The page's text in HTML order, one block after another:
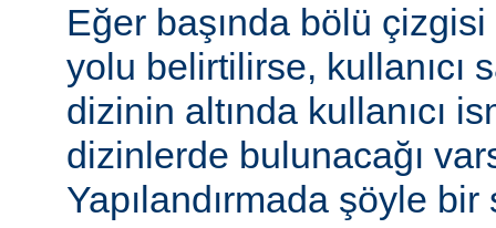
Eğer başında bölü
yolu belirtilirse, kullanıcı
dizinin altında kullanıcı
dizinlerde bulunacağı
Yapılandırmada şöyle bir